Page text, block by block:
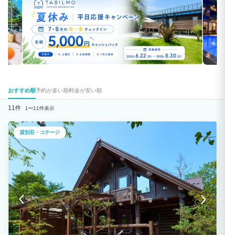
おすすめ順予約が多い順料金が安い順
11件 1〜11件表示
貸別荘・コテージ